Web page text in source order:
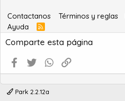
Contactanos Términos y reglas
Ayuda
R
S
S
Comparte esta página
Facebook
Twitter WhatsApp
Park 2.2.12a